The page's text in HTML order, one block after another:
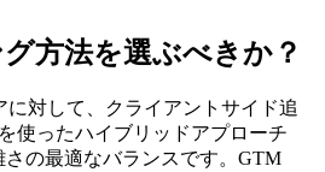
方法を選ぶべきか？
に対して、クライアントサイド追
使ったハイブリッドアプローチ
の最適なバランスです。GTM